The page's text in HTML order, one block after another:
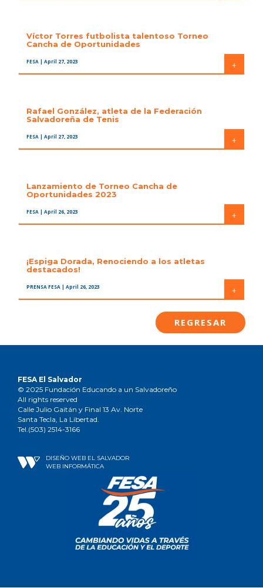
Víctor Torres futbolista talentoso Torneo
Cancha de Oportunidades
FESA | April 27, 2023 +
Rafael González, atleta de la Federación
Salvadoreña de Tenis
FESA | April 27, 2023 +
Lanzamiento de Torneo Cancha de
Oportunidades 2023
FESA | April 26, 2023 +
¡Espiga Dorada, Renociendo a los atletas
destacados!
PRENSA FESA | April 26, 2023 +
REGRESAR
FESA El Salvador
© 2025 Fundación Educando a un Salvadoreño
All rights reserved
Calle Julio Gaitán y Final 13 Av. Norte
Santa Tecla, La Libertad.
Tel.(503) 2514-3166
DISEÑO WEB EL SALVADOR
WEB INFORMÁTICA